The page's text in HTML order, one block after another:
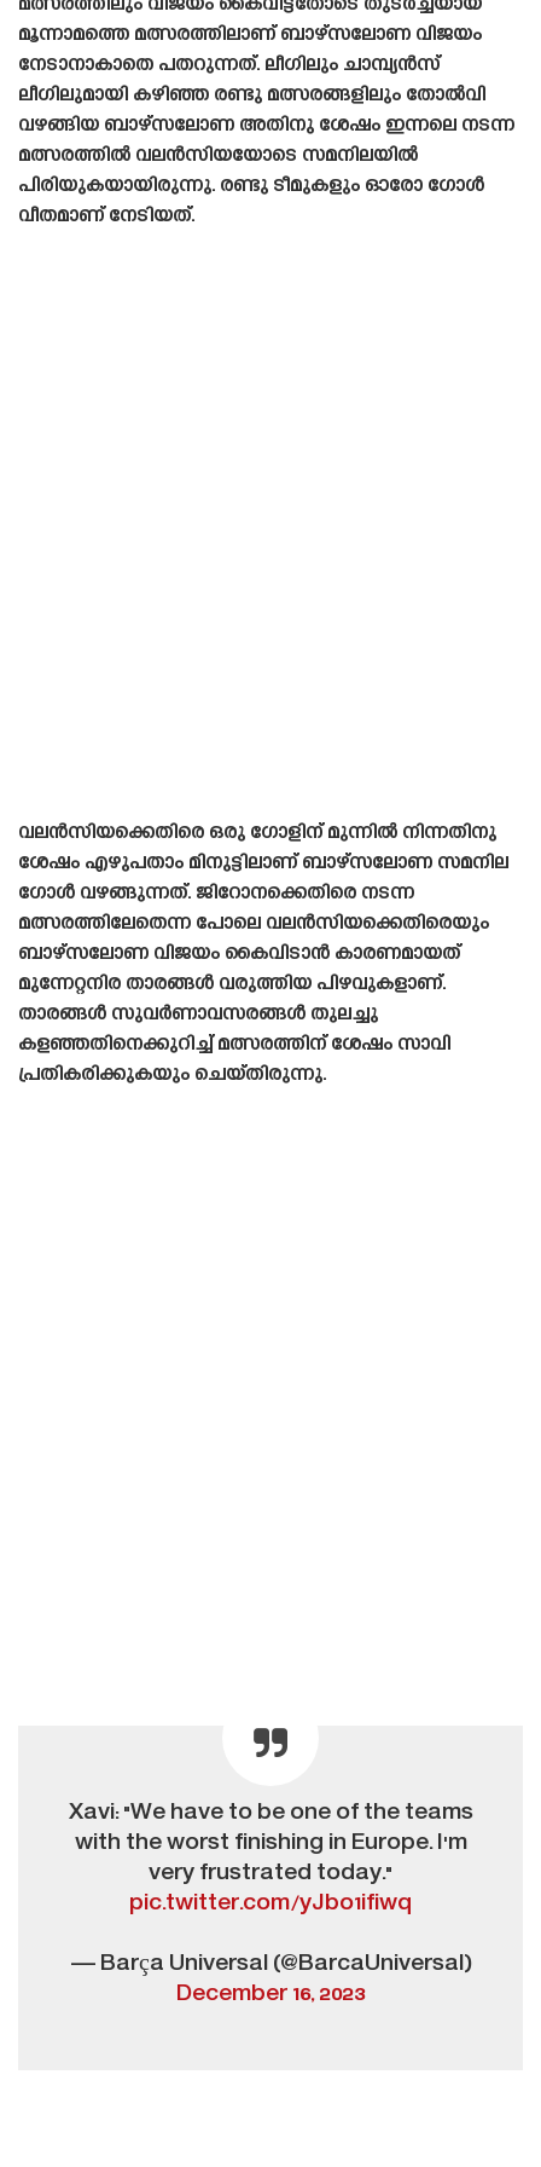
മത്സരത്തിലും വിജയം കൈവിട്ടതോടെ തുടർച്ചയായ
മൂന്നാമത്തെ മത്സരത്തിലാണ് ബാഴ്‌സലോണ വിജയം
നേടാനാകാതെ പതറുന്നത്. ലീഗിലും ചാമ്പ്യൻസ്
ലീഗിലുമായി കഴിഞ്ഞ രണ്ടു മത്സരങ്ങളിലും തോൽവി
വഴങ്ങിയ ബാഴ്‌സലോണ അതിനു ശേഷം ഇന്നലെ നടന്ന
മത്സരത്തിൽ വലൻസിയയോടെ സമനിലയിൽ
പിരിയുകയായിരുന്നു. രണ്ടു ടീമുകളും ഓരോ ഗോൾ
വീതമാണ് നേടിയത്.
വലൻസിയക്കെതിരെ ഒരു ഗോളിന് മുന്നിൽ നിന്നതിനു
ശേഷം എഴുപതാം മിനുട്ടിലാണ് ബാഴ്‌സലോണ സമനില
ഗോൾ വഴങ്ങുന്നത്. ജിറോനക്കെതിരെ നടന്ന
മത്സരത്തിലേതെന്ന പോലെ വലൻസിയക്കെതിരെയും
ബാഴ്‌സലോണ വിജയം കൈവിടാൻ കാരണമായത്
മുന്നേറ്റനിര താരങ്ങൾ വരുത്തിയ പിഴവുകളാണ്.
താരങ്ങൾ സുവർണാവസരങ്ങൾ തുലച്ചു
കളഞ്ഞതിനെക്കുറിച്ച് മത്സരത്തിന് ശേഷം സാവി
പ്രതികരിക്കുകയും ചെയ്‌തിരുന്നു.
Xavi: "We have to be one of the teams
with the worst finishing in Europe. I'm
very frustrated today."
pic.twitter.com/yJbo1ifiwq
— Barça Universal (@BarcaUniversal)
December 16, 2023